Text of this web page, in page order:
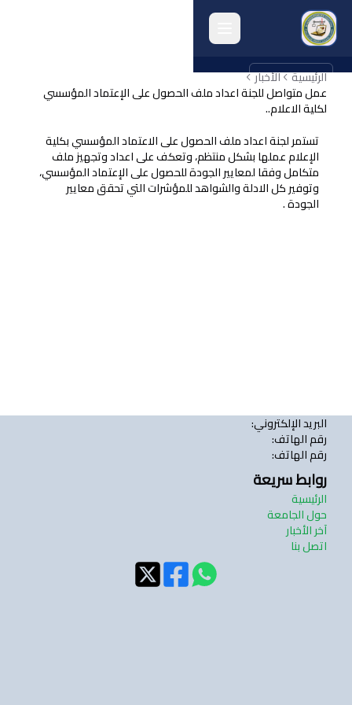
english
انشطة الكلية
البحث العلمي
الرئيسية الأخبار
عمل متواصل للجنة اعداد ملف الحصول على الإعتماد المؤسسي
لكلية الاعلام..
تستمر لجنة اعداد ملف الحصول على الاعتماد المؤسسي بكلية
الإعلام عملها بشكل منتظم، وتعكف على اعداد وتجهيز ملف
متكامل وفقا لمعايير الجودة للحصول على الإعتماد المؤسسي،
وتوفير كل الادلة والشواهد للمؤشرات التي تحقق معايير
الجودة .
البريد الإلكتروني:
رقم الهاتف:
رقم الهاتف:
روابط سريعة
الرئيسية
حول الجامعة
آخر الأخبار
اتصل بنا